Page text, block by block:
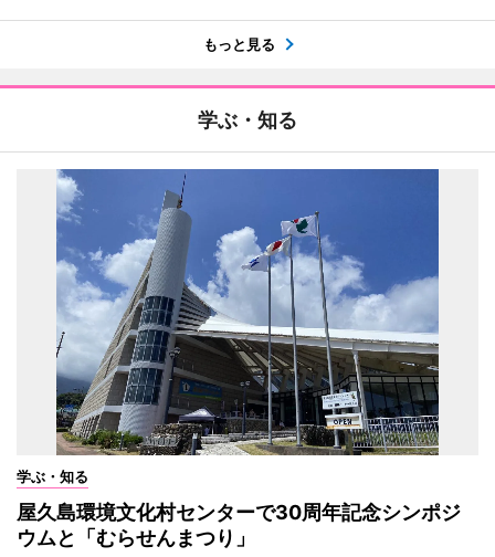
もっと見る
学ぶ・知る
学ぶ・知る
屋久島環境文化村センターで30周年記念シンポジ
ウムと「むらせんまつり」